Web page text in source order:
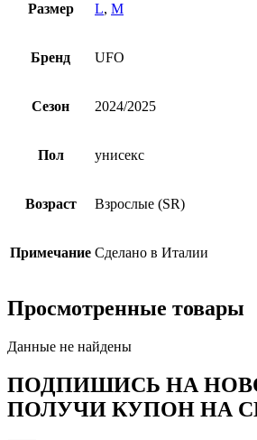
Размер L, M
Бренд UFO
Сезон 2024/2025
Пол унисекс
Возраст Взрослые (SR)
Примечание Сделано в Италии
Просмотренные товары
Данные не найдены
ПОДПИШИСЬ НА
ПОЛУЧИ КУПОН НА